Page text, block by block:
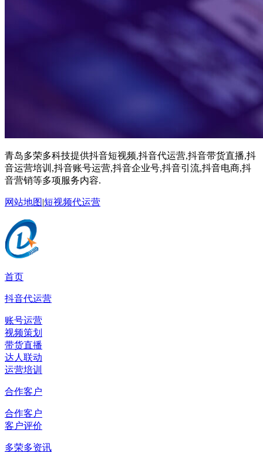
青岛多荣多科技提供抖音短视频,抖音代运营,抖音带货直播,抖
音运营培训,抖音账号运营,抖音企业号,抖音引流,抖音电商,抖
音营销等多项服务内容.
网站地图|短视频代运营
首页
抖音代运营
账号运营
视频策划
带货直播
达人联动
运营培训
合作客户
合作客户
客户评价
多荣多资讯